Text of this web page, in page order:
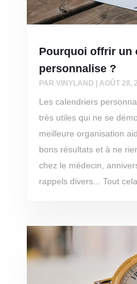
Pourquoi offrir un
personnalise ?
PAR VINYLAND AOÛT 28,
Les calendriers
très utiles qui ne se
meilleure organisation
bons résultats et à ne
chez le médecin,
rappels divers... Tout